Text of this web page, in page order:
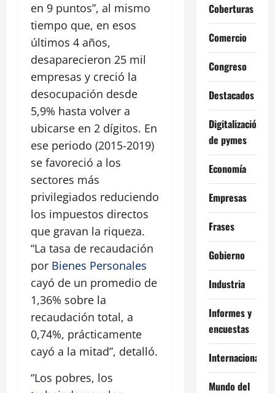
en 9 puntos”, al mismo
tiempo que, en esos
últimos 4 años,
desaparecieron 25 mil
empresas y creció la
desocupación desde
5,9% hasta volver a
ubicarse en 2 dígitos. En
ese periodo (2015-2019)
se favoreció a los
sectores más
privilegiados reduciendo
los impuestos directos
que gravan la riqueza.
“La tasa de recaudación
por Bienes Personales
cayó de un promedio de
1,36% sobre la
recaudación total, a
0,74%, prácticamente
cayó a la mitad”, detalló.
“Los pobres, los
Coberturas
Comercio
Congreso
Destacados
Digitalización
de pymes
Economía
Empresas
Frases
Gobierno
Industria
Informes y
encuestas
Internacional
Mundo del